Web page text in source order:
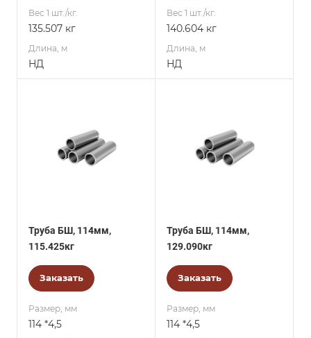
Вес 1 шт./кг.
135.507 кг
Длина, м
НД
Вес 1 шт./кг.
140.604 кг
Длина, м
НД
Труба БШ, 114мм,
115.425кг
Заказать
Размер, мм
114 *4,5
Труба БШ, 114мм,
129.090кг
Заказать
Размер, мм
114 *4,5